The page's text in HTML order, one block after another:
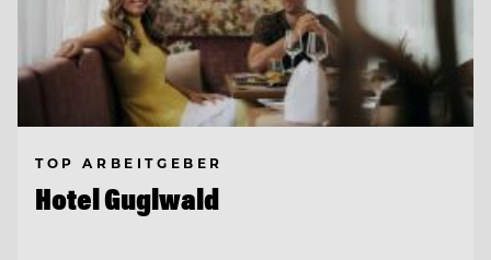
TOP ARBEITGEBER
Hotel Guglwald